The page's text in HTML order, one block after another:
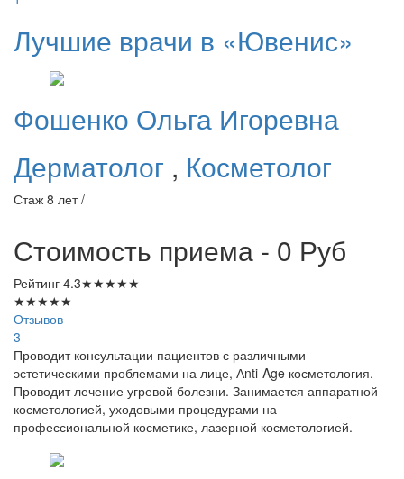
Лучшие врачи в «Ювенис»
Фошенко Ольга Игоревна
Дерматолог , Косметолог
Стаж 8 лет /
Стоимость приема - 0 Руб
Рейтинг 4.3★★★★★
★★★★★
Отзывов
3
Проводит консультации пациентов с различными
эстетическими проблемами на лице, Аnti-Age косметология.
Проводит лечение угревой болезни. Занимается аппаратной
косметологией, уходовыми процедурами на
профессиональной косметике, лазерной косметологией.